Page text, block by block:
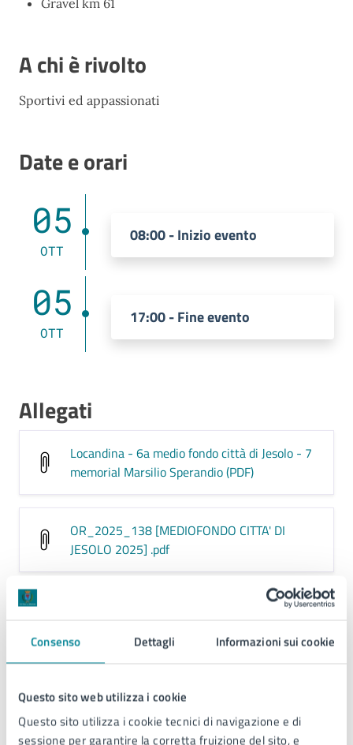
Consenso Dettagli Informazioni sui cookie
Questo sito web utilizza i cookie
Questo sito utilizza i cookie tecnici di navigazione e di
sessione per garantire la corretta fruizione del sito, e
A chi è rivolto
Sportivi ed appassionati
Date e orari
05
OTT
08:00 - Inizio evento
05
OTT
17:00 - Fine evento
Allegati
Locandina - 6a medio fondo città di Jesolo - 7
memorial Marsilio Sperandio (PDF)
OR_2025_138 [MEDIOFONDO CITTA' DI
JESOLO 2025] .pdf
Contatti
Sport
Telefono:0421359141